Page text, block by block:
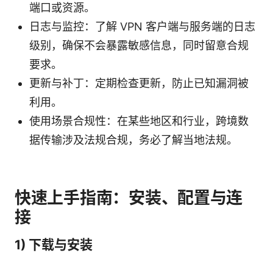
端口或资源。
日志与监控：了解 VPN 客户端与服务端的日志
级别，确保不会暴露敏感信息，同时留意合规
要求。
更新与补丁：定期检查更新，防止已知漏洞被
利用。
使用场景合规性：在某些地区和行业，跨境数
据传输涉及法规合规，务必了解当地法规。
快速上手指南：安装、配置与连
接
1) 下载与安装